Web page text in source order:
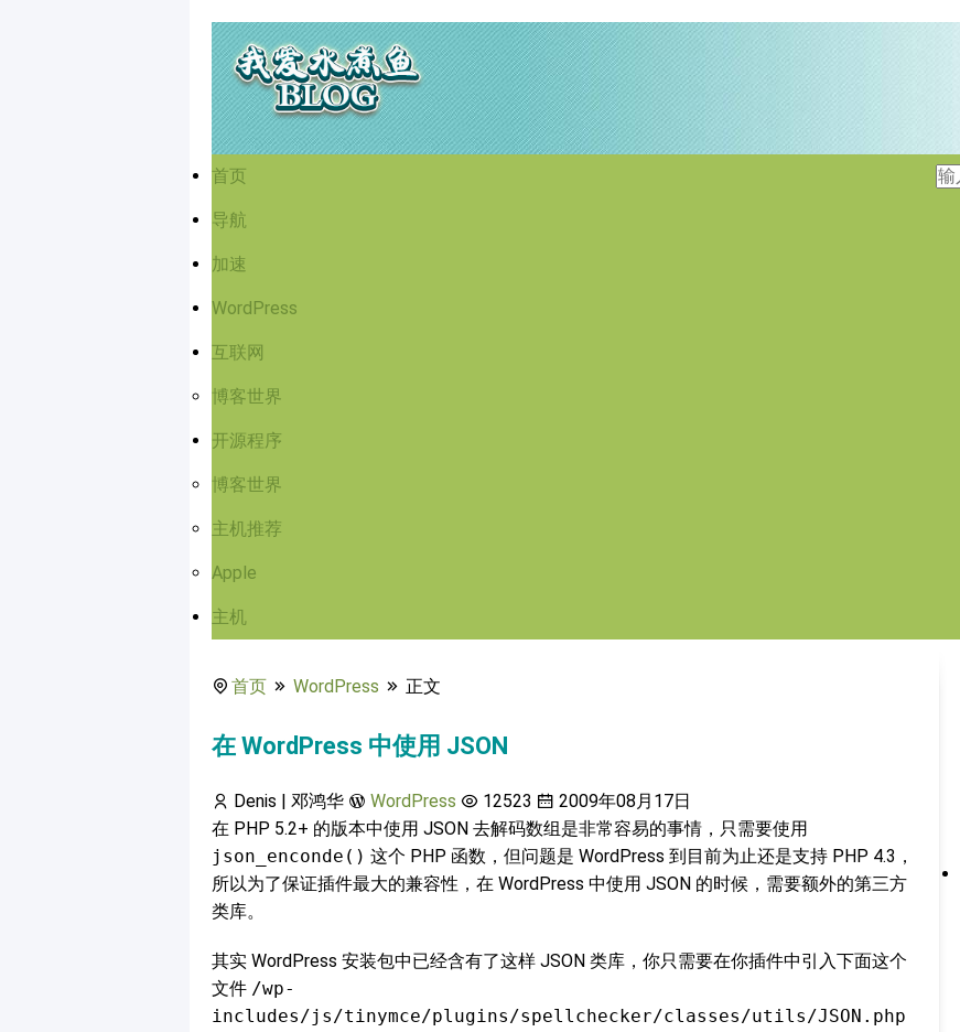
首页
导航
加速
WordPress
互联网
博客世界
开源程序
博客世界
主机推荐
Apple
主机
首页 WordPress 正文
在 WordPress 中使用 JSON
Denis | 邓鸿华 WordPress 12523
2009年08月17日
在 PHP 5.2+ 的版本中使用 JSON 去解码数组是非常容易的事情，只需要使用
json_enconde() 这个 PHP 函数，但问题是 WordPress 到目前为止还是支持 PHP 4.3，
所以为了保证插件最大的兼容性，在 WordPress 中使用 JSON 的时候，需要额外的第三方
类库。
其实 WordPress 安装包中已经含有了这样 JSON 类库，你只需要在你插件中引入下面这个
文件 /wp-
includes/js/tinymce/plugins/spellchecker/classes/utils/JSON.php